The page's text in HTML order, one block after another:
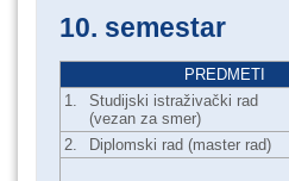
10. semestar
PREDMETI
1.
Studijski istraživački rad
(vezan za smer)
2.
Diplomski rad (master rad)